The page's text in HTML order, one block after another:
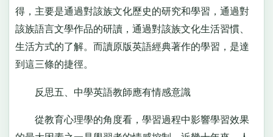
得，主要是通過對該族文化歷史的研究和學習，通過對
該族語言文學作品的研讀，通過對該族文化生活習慣、
生活方式的了解。而讀原版英語經典著作的學習，是達
到這三條的捷徑。
反思五、中學英語教師應有情感意識
從教育心理學的角度看，學習過程中影響學習效果